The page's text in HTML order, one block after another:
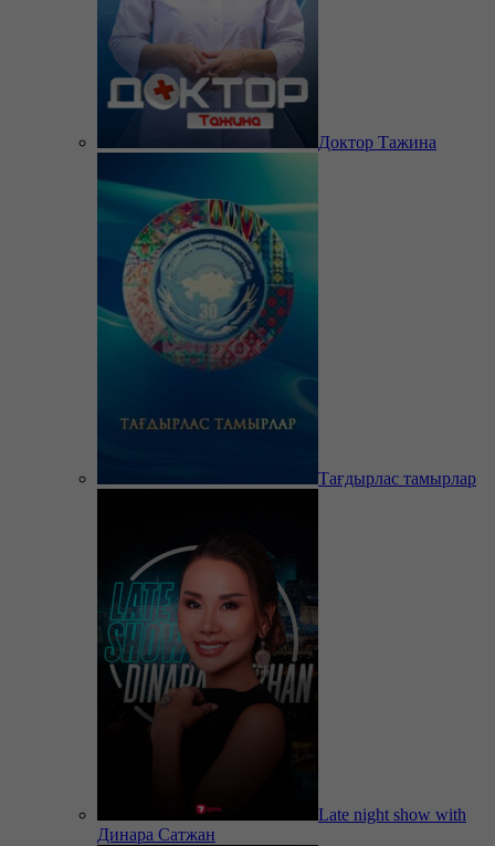
Доктор Тажина
Тағдырлас тамырлар
Late night show with
Динара Сатжан